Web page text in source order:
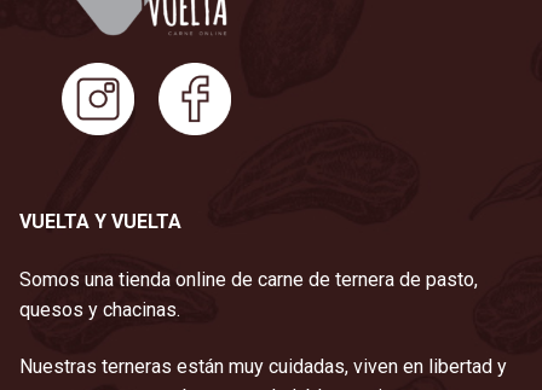
VUELTA Y VUELTA
Somos una tienda online de carne de ternera de pasto,
quesos y chacinas.
Nuestras terneras están muy cuidadas, viven en libertad y